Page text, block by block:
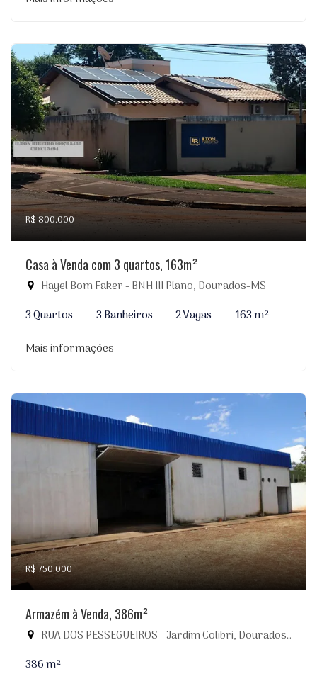
R$ 800.000
Casa à Venda com 3 quartos, 163m²
Hayel Bom Faker - BNH III Plano, Dourados-MS
3 Quartos
3 Banheiros 2 Vagas
163 m²
Mais informações
R$ 750.000
Armazém à Venda, 386m²
RUA DOS PESSEGUEIROS - Jardim Colibri, Dourados-MS
386 m²